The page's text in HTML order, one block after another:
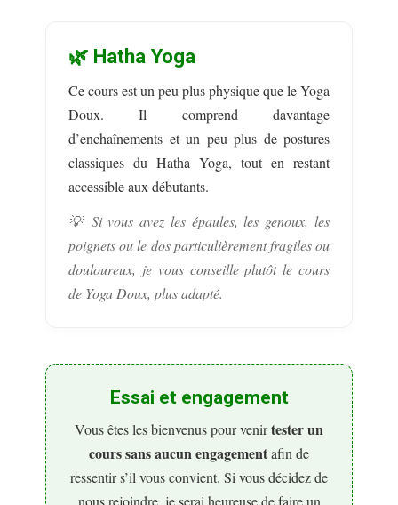
🌿 Hatha Yoga
Ce cours est un peu plus physique que le Yoga
Doux. Il comprend davantage
d’enchaînements et un peu plus de postures
classiques du Hatha Yoga, tout en restant
accessible aux débutants.
💡 Si vous avez les épaules, les genoux, les
poignets ou le dos particulièrement fragiles ou
douloureux, je vous conseille plutôt le cours
de Yoga Doux, plus adapté.
Essai et engagement
Vous êtes les bienvenus pour venirtester un
cours sans aucun engagementafin de
ressentir s’il vous convient. Si vous décidez de